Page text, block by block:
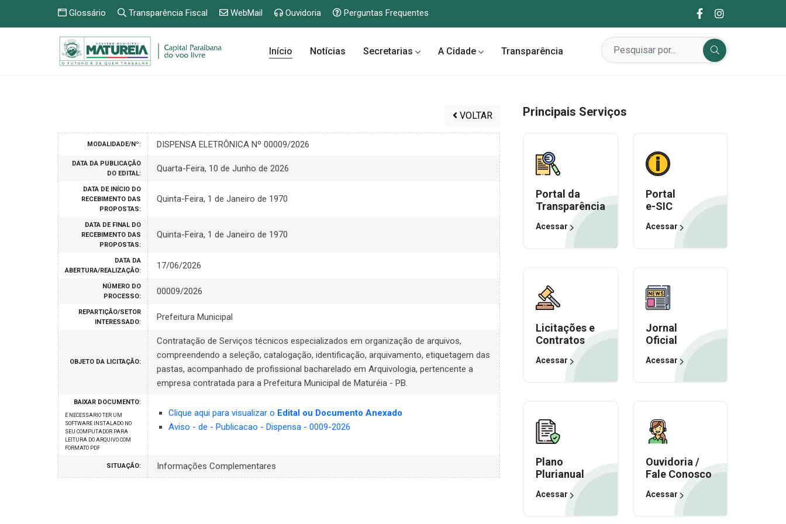
Glossário Transparência Fiscal WebMail Ouvidoria Perguntas Frequentes
Início Notícias Secretarias A Cidade Transparência
VOLTAR
MODALIDADE/Nº: DISPENSA ELETRÔNICA Nº 00009/2026
DATA DA PUBLICAÇÃO
DO EDITAL:
Quarta-Feira, 10 de Junho de 2026
DATA DE INÍCIO DO
RECEBIMENTO DAS
PROPOSTAS:
Quinta-Feira, 1 de Janeiro de 1970
DATA DE FINAL DO
RECEBIMENTO DAS
PROPOSTAS:
Quinta-Feira, 1 de Janeiro de 1970
DATA DA
ABERTURA/REALIZAÇÃO:
17/06/2026
NÚMERO DO
PROCESSO:
00009/2026
REPARTIÇÃO/SETOR
INTERESSADO:
Prefeitura Municipal
OBJETO DA LICITAÇÃO:
Contratação de Serviços técnicos especializados em organização de arquivos,
compreendendo a seleção, catalogação, identificação, arquivamento, etiquetagem das
pastas, acompanhado de profissional bacharelado em Arquivologia, pertencente a
empresa contratada para a Prefeitura Municipal de Maturéia - PB.
BAIXAR DOCUMENTO:
É NECESSARIO TER UM
SOFTWARE INSTALADO NO
SEU COMPUTADOR PARA
LEITURA DO ARQUIVO COM
FORMATO PDF
Clique aqui para visualizar o Edital ou Documento Anexado
Aviso - de - Publicacao - Dispensa - 0009-2026
SITUAÇÃO: Informações Complementares
Principais Serviços
Portal da
Transparência
Acessar
Portal
e-SIC
Acessar
Licitações e
Contratos
Acessar
Jornal
Oficial
Acessar
Plano
Plurianual
Acessar
Ouvidoria /
Fale Conosco
Acessar